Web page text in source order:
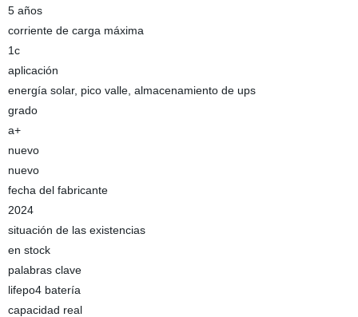
5 años
corriente de carga máxima
1c
aplicación
energía solar, pico valle, almacenamiento de ups
grado
a+
nuevo
nuevo
fecha del fabricante
2024
situación de las existencias
en stock
palabras clave
lifepo4 batería
capacidad real